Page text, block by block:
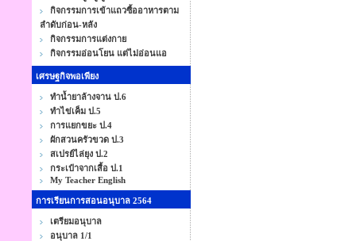
กิจกรรมการเข้าแถวซื้ออาหารตาม
ลำดับก่อน-หลัง
กิจกรรมการแต่งกาย
กิจกรรมอ่อนโยน แต่ไม่อ่อนแอ
เศรษฐกิจพอเพียง
ทำน้ำยาล้างจาน ป.6
ทำไข่เค็ม ป.5
การแยกขยะ ป.4
ผักสวนครัวขวด ป.3
สเปรย์ไล่ยุง ป.2
กระเป๋าจากเสื้อ ป.1
My Teacher English
การเรียนการสอนอนุบาล 2564
เตรียมอนุบาล
อนุบาล 1/1